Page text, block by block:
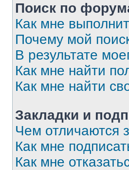
Поиск по
Как мне
Почему мой
В результате
Как мне найти
Как мне найти
Закладки и
Чем отличаются
Как мне
Как мне